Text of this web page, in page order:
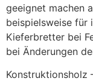
geeignet machen
beispielsweise für
Kieferbretter bei
bei Änderungen
Konstruktionsholz